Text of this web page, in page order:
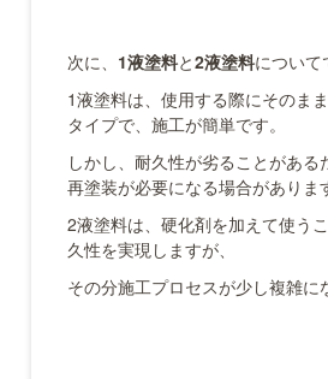
次に、 1液塗料と2液塗料について
1液塗料は、使用する際にそのま
タイプで、施工が簡単です。
しかし、耐久性が劣ることがある
再塗装が必要になる場合がありま
2液塗料は、硬化剤を加えて使う
久性を実現しますが、
その分施工プロセスが少し複雑に